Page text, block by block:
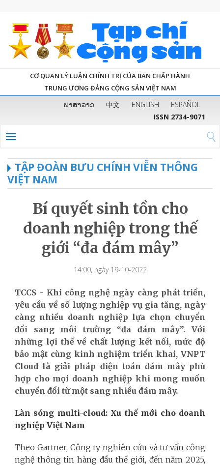
CƠ QUAN LÝ LUẬN CHÍNH TRỊ CỦA BAN CHẤP HÀNH
TRUNG ƯƠNG ĐẢNG CỘNG SẢN VIỆT NAM
ພາສາລາວ 中文 ENGLISH
ESPAÑOL
ISSN 2734-9071
TẬP ĐOÀN BƯU CHÍNH VIỄN THÔNG
VIỆT NAM
Bí quyết sinh tồn cho
doanh nghiệp trong thế
giới “đa đám mây”
14:00, ngày 19-10-2022
TCCS - Khi công nghệ ngày càng phát triển,
yêu cầu về số lượng nghiệp vụ gia tăng, ngày
càng nhiều doanh nghiệp lựa chọn chuyển
đổi sang môi trường “đa đám mây”. Với
những lợi thế về chất lượng kết nối, mức độ
bảo mật cùng kinh nghiệm triển khai, VNPT
Cloud là giải pháp điện toán đám mây phù
hợp cho mọi doanh nghiệp khi mong muốn
chuyển đổi từ một sang nhiều đám mây.
Làn sóng multi-cloud: Xu thế mới cho doanh
nghiệp Việt Nam
Theo Gartner, Công ty nghiên cứu và tư vấn công
nghệ thông tin hàng đầu thế giới, đến năm 2025,